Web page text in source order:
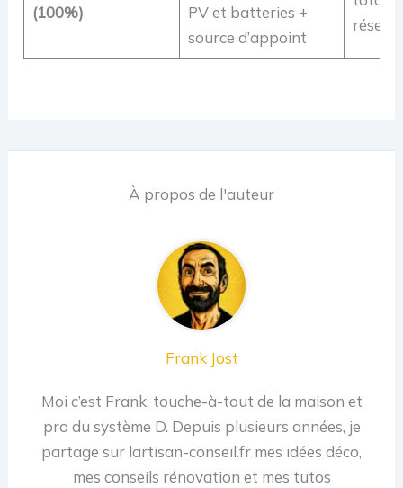
(100%)
PV et batteries +
source d’appoint
réseau
À propos de l'auteur
Frank Jost
Moi c’est Frank, touche-à-tout de la maison et
pro du système D. Depuis plusieurs années, je
partage sur lartisan-conseil.fr mes idées déco,
mes conseils rénovation et mes tutos